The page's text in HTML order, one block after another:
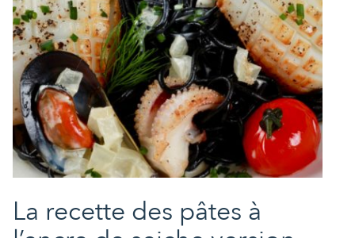
La recette des pâtes à